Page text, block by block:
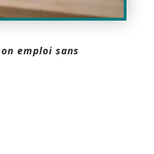
emploi sans